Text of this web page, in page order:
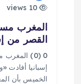
10 views
المغرب
القصر من
0 (0)
إسبانيا أفادت
الخميس بأن